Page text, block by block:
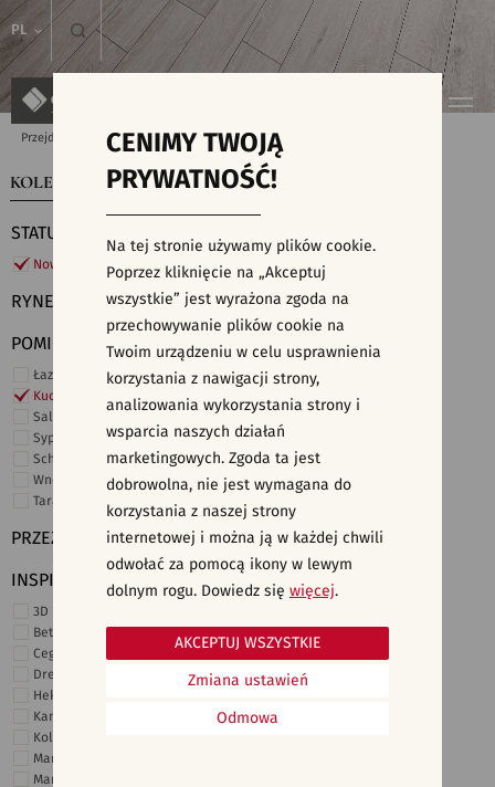
PL
Przejdź do strony głównej Kolekcje
KOLEKCJE WYSZUKIWARKA PŁYTEK
STATUS
Nowości
RYNEK
POMIESZCZENIE
Łazienka
Kuchnia
Salon i hol
Sypialnia
Schody
Wnętrza komercyjne
Taras i ogród
PRZEZNACZENIE
INSPIRACJE
3D i struktury
Beton
Cegiełki
Drewno
Heksagonalne
Kamień
Kolor
Marmur
Marokańskie
CENIMY TWOJĄ
PRYWATNOŚĆ!
Na tej stronie używamy plików cookie.
Poprzez kliknięcie na „Akceptuj
wszystkie” jest wyrażona zgoda na
przechowywanie plików cookie na
Twoim urządzeniu w celu usprawnienia
korzystania z nawigacji strony,
analizowania wykorzystania strony i
wsparcia naszych działań
marketingowych. Zgoda ta jest
dobrowolna, nie jest wymagana do
korzystania z naszej strony
internetowej i można ją w każdej chwili
odwołać za pomocą ikony w lewym
dolnym rogu. Dowiedz się więcej.
Odmowa
Zmiana ustawień
AKCEPTUJ WSZYSTKIE